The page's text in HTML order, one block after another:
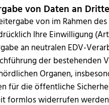
von Daten an Dritte
von im Rahmen
Ihre Einwilligung
an neutralen EDV-
der bestehenden
Organen,
für die öffentliche
formlos widerrufen